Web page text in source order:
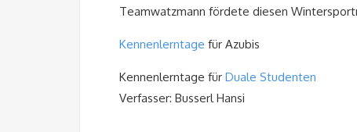
Teamwatzmann fördete diesen
Kennenlerntage für Azubis
Kennenlerntage für Duale Studenten
Verfasser: Busserl Hansi